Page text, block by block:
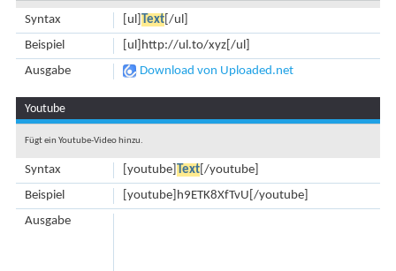
[ul] Text[/ul]
Syntax
[ul]http://ul.to/xyz[/ul]
Beispiel
Download von Uploaded.net
Ausgabe
Youtube
Fügt ein Youtube-Video hinzu.
[youtube] Text[/youtube]
Syntax
[youtube]h9ETK8XfTvU[/youtube]
Beispiel
Ausgabe